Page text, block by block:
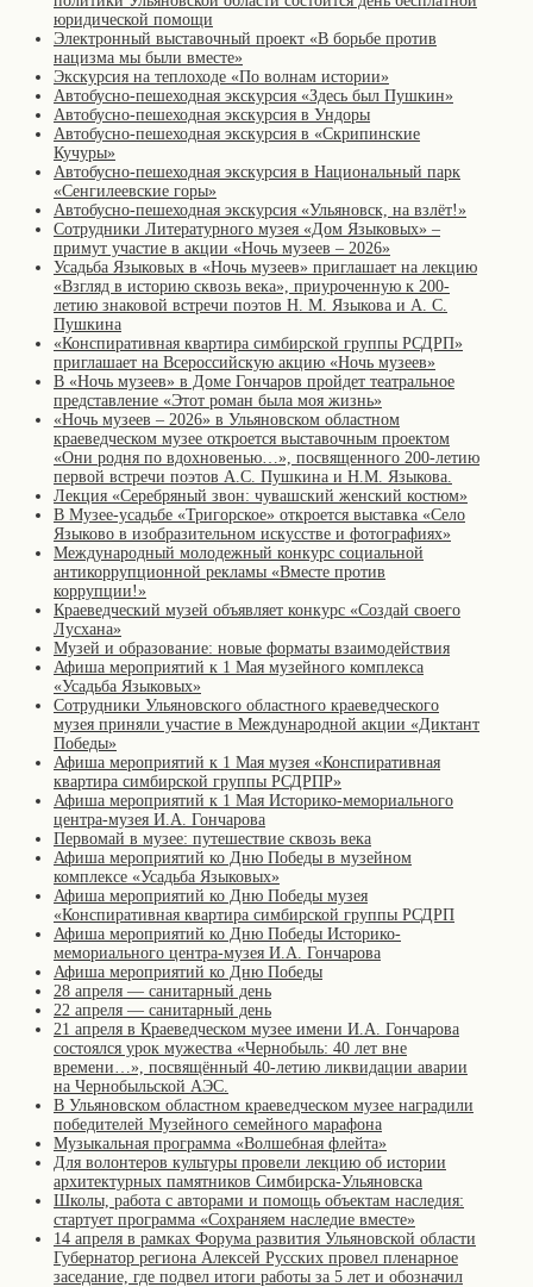
юридической помощи
Электронный выставочный проект «В борьбе против
нацизма мы были вместе»
Экскурсия на теплоходе «По волнам истории»
Автобусно-пешеходная экскурсия «Здесь был Пушкин»
Автобусно-пешеходная экскурсия в Ундоры
Автобусно-пешеходная экскурсия в «Скрипинские
Кучуры»
Автобусно-пешеходная экскурсия в Национальный парк
«Сенгилеевские горы»
Автобусно-пешеходная экскурсия «Ульяновск, на взлёт!»
Сотрудники Литературного музея «Дом Языковых» –
примут участие в акции «Ночь музеев – 2026»
Усадьба Языковых в «Ночь музеев» приглашает на лекцию
«Взгляд в историю сквозь века», приуроченную к 200-
летию знаковой встречи поэтов Н. М. Языкова и А. С.
Пушкина
«Конспиративная квартира симбирской группы РСДРП»
приглашает на Всероссийскую акцию «Ночь музеев»
В «Ночь музеев» в Доме Гончаров пройдет театральное
представление «Этот роман была моя жизнь»
«Ночь музеев – 2026» в Ульяновском областном
краеведческом музее откроется выставочным проектом
«Они родня по вдохновенью…», посвященного 200-летию
первой встречи поэтов А.С. Пушкина и Н.М. Языкова.
Лекция «Серебряный звон: чувашский женский костюм»
В Музее-усадьбе «Тригорское» откроется выставка «Село
Языково в изобразительном искусстве и фотографиях»
Международный молодежный конкурс социальной
антикоррупционной рекламы «Вместе против
коррупции!»
Краеведческий музей объявляет конкурс «Создай своего
Лусхана»
Музей и образование: новые форматы взаимодействия
Афиша мероприятий к 1 Мая музейного комплекса
«Усадьба Языковых»
Сотрудники Ульяновского областного краеведческого
музея приняли участие в Международной акции «Диктант
Победы»
Афиша мероприятий к 1 Мая музея «Конспиративная
квартира симбирской группы РСДРПР»
Афиша мероприятий к 1 Мая Историко-мемориального
центра-музея И.А. Гончарова
Первомай в музее: путешествие сквозь века
Афиша мероприятий ко Дню Победы в музейном
комплексе «Усадьба Языковых»
Афиша мероприятий ко Дню Победы музея
«Конспиративная квартира симбирской группы РСДРП
Афиша мероприятий ко Дню Победы Историко-
мемориального центра-музея И.А. Гончарова
Афиша мероприятий ко Дню Победы
28 апреля — санитарный день
22 апреля — санитарный день
21 апреля в Краеведческом музее имени И.А. Гончарова
состоялся урок мужества «Чернобыль: 40 лет вне
времени…», посвящённый 40-летию ликвидации аварии
на Чернобыльской АЭС.
В Ульяновском областном краеведческом музее наградили
победителей Музейного семейного марафона
Музыкальная программа «Волшебная флейта»
Для волонтеров культуры провели лекцию об истории
архитектурных памятников Симбирска-Ульяновска
Школы, работа с авторами и помощь объектам наследия:
стартует программа «Сохраняем наследие вместе»
14 апреля в рамках Форума развития Ульяновской области
Губернатор региона Алексей Русских провел пленарное
заседание, где подвел итоги работы за 5 лет и обозначил